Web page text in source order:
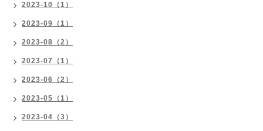
2023-10（1）
2023-09（1）
2023-08（2）
2023-07（1）
2023-06（2）
2023-05（1）
2023-04（3）